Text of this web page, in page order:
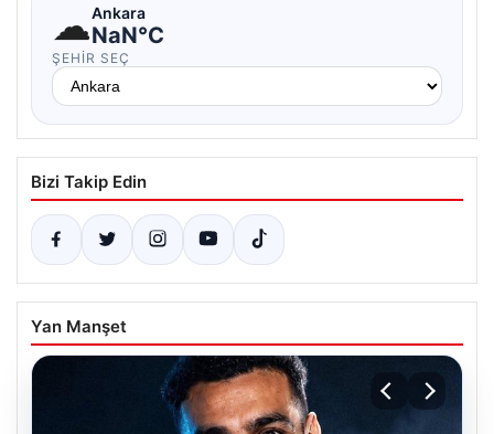
☁Ankara
NaN°C
ŞEHIR SEÇ
Bizi Takip Edin
Yan Manşet